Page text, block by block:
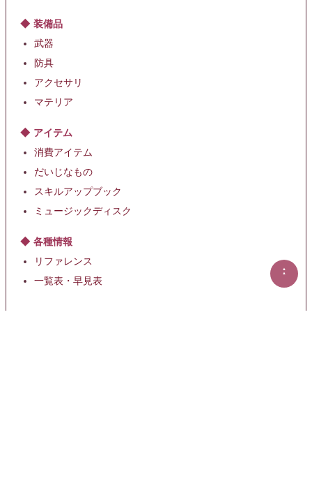
装備品
武器
防具
アクセサリ
マテリア
アイテム
消費アイテム
だいじなもの
スキルアップブック
ミュージックディスク
各種情報
リファレンス
一覧表・早見表
▲
▲